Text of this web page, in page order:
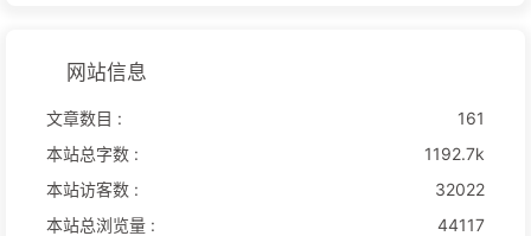
网站信息
文章数目 :
161
本站总字数 :
1192.7k
本站访客数 :
32022
本站总浏览量 :
44117